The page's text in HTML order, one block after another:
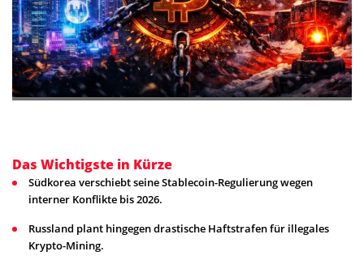
Das Wichtigste in Kürze
Südkorea verschiebt seine Stablecoin-Regulierung wegen
interner Konflikte bis 2026.
Russland plant hingegen drastische Haftstrafen für illegales
Krypto-Mining.